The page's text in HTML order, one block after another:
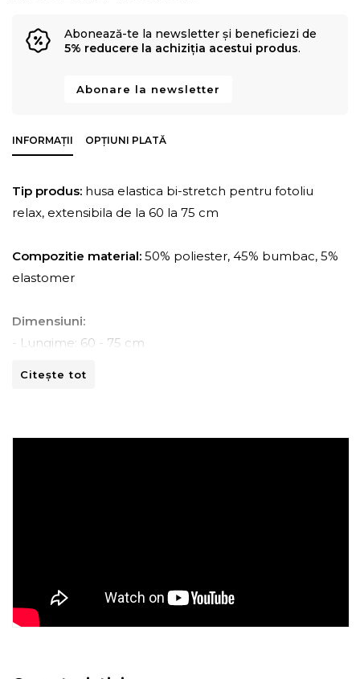
Abonează-te la newsletter și beneficiezi de
5% reducere la achiziția acestui produs.
Abonare la newsletter
INFORMAȚII OPȚIUNI PLATĂ
Tip produs: husa elastica bi-stretch pentru fotoliu
relax, extensibila de la 60 la 75 cm
Compozitie material: 50% poliester, 45% bumbac, 5%
elastomer
Dimensiuni:
- Lungime: 60 - 75 cm
- Inaltime: 90 -100 cm
solare.
- Evitati contactul direct cu benzi de fixare automata
Citește tot